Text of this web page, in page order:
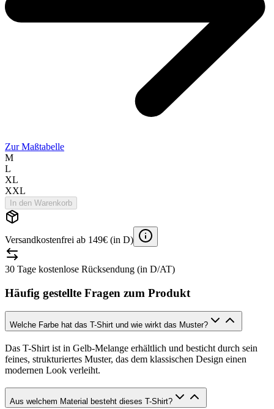
Zur Maßtabelle
M
L
XL
XXL
In den Warenkorb
Versandkostenfrei ab 149€ (in D)
30 Tage kostenlose Rücksendung (in D/AT)
Häufig gestellte Fragen zum Produkt
Welche Farbe hat das T-Shirt und wie wirkt das Muster?
Das T-Shirt ist in Gelb-Melange erhältlich und besticht durch sein
feines, strukturiertes Muster, das dem klassischen Design einen
modernen Look verleiht.
Aus welchem Material besteht dieses T-Shirt?